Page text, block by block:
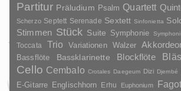
Partitur Präludium Psalm Quartett
Scherzo Septett Serenade Sextett Sinfonietta
Stimmen Stück Suite Symphonie
Toccata Trio Variationen Walzer
Bassflöte Bassklarinette Blockflöte
Cello Cembalo Crotales Daegeum Dizi Djembé
E-Gitarre Englischhorn Erhu Euphonium